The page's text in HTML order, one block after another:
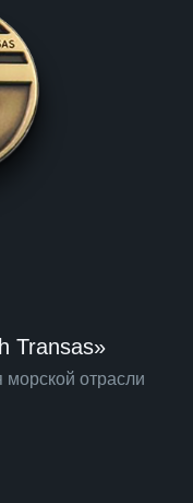
Transas»
морской отрасли